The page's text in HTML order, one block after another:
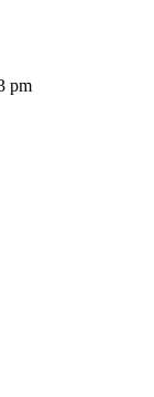
pm